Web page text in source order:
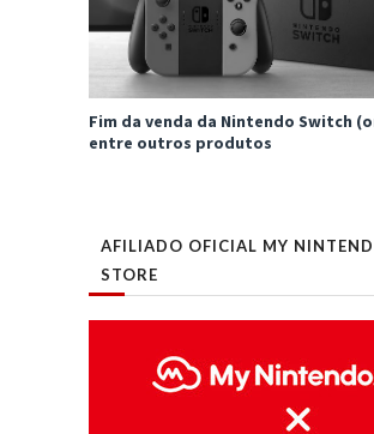
Fim da venda da Nintendo Switch
entre outros produtos
AFILIADO OFICIAL MY
STORE